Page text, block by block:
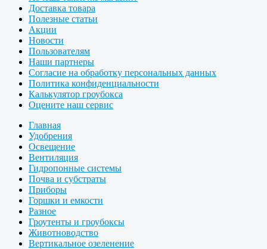
Доставка товара
Полезные статьи
Акции
Новости
Пользователям
Наши партнеры
Согласие на обработку персональных данных
Политика конфиденциальности
Калькулятор гроубокса
Оцените наш сервис
Главная
Удобрения
Освещение
Вентиляция
Гидропонные системы
Почва и субстраты
Приборы
Горшки и емкости
Разное
Гроутенты и гроубоксы
Животноводство
Вертикальное озеленение